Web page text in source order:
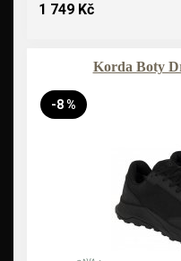
1 749 Kč
Korda Boty
-8 %